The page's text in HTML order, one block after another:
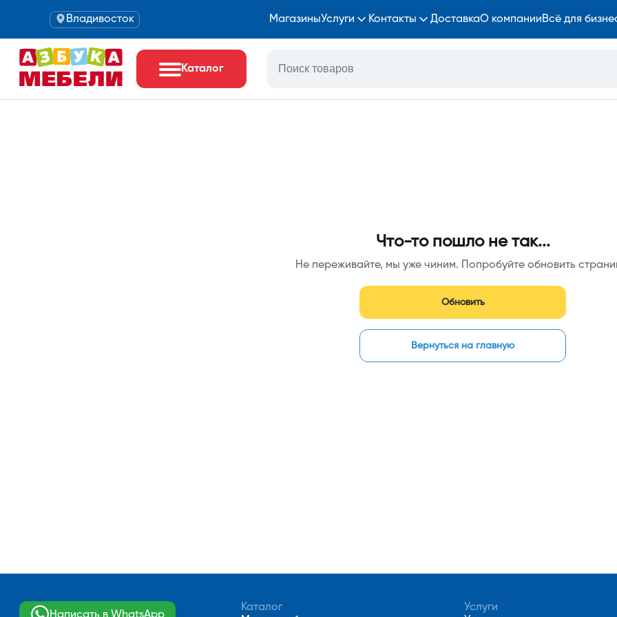
Владивосток МагазиныУслуги Контакты ДоставкаО компанииВсё для
Каталог
Что-то пошло не так...
Не переживайте, мы уже чиним. Попробуйте обновить
Обновить
Вернуться на главную
Написать в WhatsApp
Каталог
Услуги